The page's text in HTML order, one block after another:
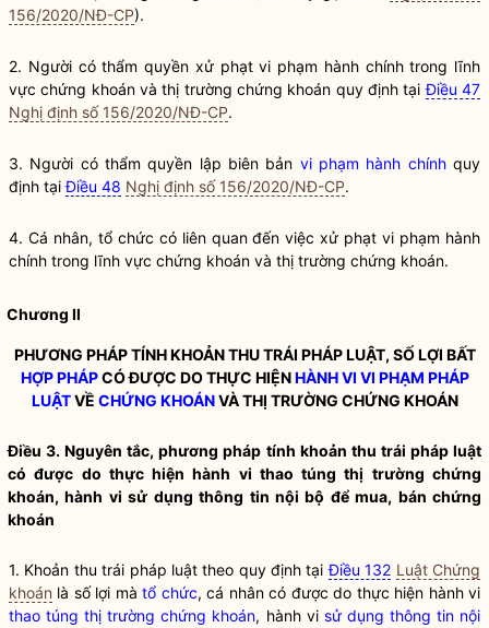
156/2020/NĐ-CP).
2. Người có thẩm quyền xử phạt vi phạm hành chínhtrong lĩnh
vựcchứng khoánvà thị trườngchứng khoán quy định tạiĐiều 47
Nghị định số 156/2020/NĐ-CP.
3. Người có thẩmquyền lập biên bản vi phạm hành chínhquy
định tạiĐiều 48 Nghị định số 156/2020/NĐ-CP.
4. Cá nhân, tổ chức có liên quan đến việcxử phạt vi phạm hành
chính trong lĩnh vực chứng khoán và thị trường chứng khoán.
Chương II
PHƯƠNG PHÁP TÍNH KHOẢN THU TRÁI PHÁP LUẬT, SỐ LỢI BẤT
HỢP PHÁPCÓ ĐƯỢC DO THỰC HIỆNHÀNH VI VI PHẠM PHÁP
LUẬTVỀ CHỨNG KHOÁNVÀ THỊ TRƯỜNG CHỨNG KHOÁN
Điều 3. Nguyên tắc, phương pháp tính khoản thu trái pháp luật
có được do thực hiện hành vi thao túng thị trường chứng
khoán, hành visử dụng thông tin nội bộ để mua, bán chứng
khoán
1. Khoản thu trái pháp luậttheo quy định tạiĐiều 132 Luật Chứng
khoán là số lợi màtổ chức, cá nhân có được do thực hiện hành vi
thao túng thị trường chứng khoán, hành vi sử dụng thông tin nội